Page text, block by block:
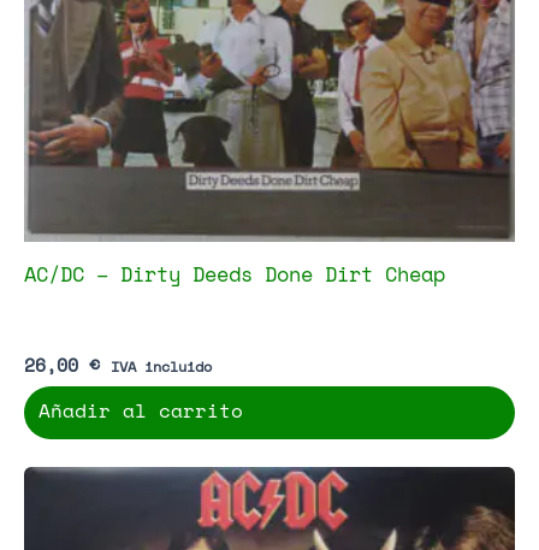
AC/DC – Dirty Deeds Done Dirt Cheap
26,00 € IVA incluido
Añadir al carrito